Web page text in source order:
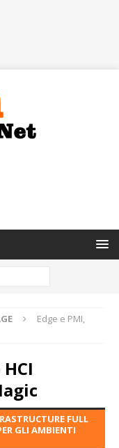
Edge e PMI,
FULL
GLI AMBIENTI